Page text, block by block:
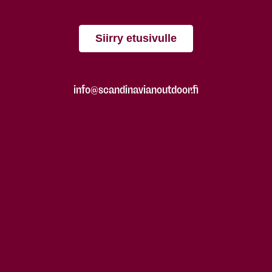
Siirry etusivulle
info@scandinavianoutdoor.fi